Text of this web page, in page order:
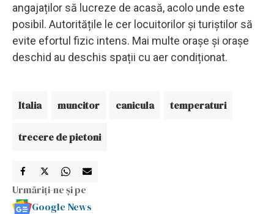
angajaților să lucreze de acasă, acolo unde este
posibil. Autoritățile le cer locuitorilor și turiștilor să
evite efortul fizic intens. Mai multe orașe și orașe
deschid au deschis spații cu aer condiționat.
Italia muncitor canicula temperaturi
trecere de pietoni
Urmăriți-ne și pe
Google News